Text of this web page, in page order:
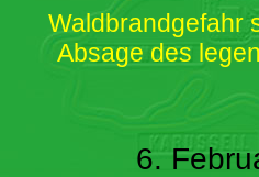
Waldbrandgefahr
Absage des
6.